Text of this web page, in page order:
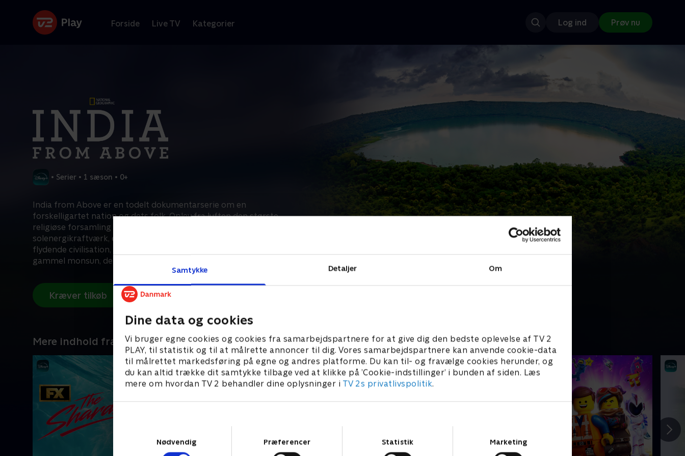
Samtykke Detaljer Om
Dine data og cookies
Vi bruger egne cookies og cookies fra samarbejdspartnere for at give dig den bedste oplevelse af TV 2
PLAY, til statistik og til at målrette annoncer til dig. Vores samarbejdspartnere kan anvende cookie-data
til målrettet markedsføring på egne og andres platforme. Du kan til- og fravælge cookies herunder, og
du kan altid trække dit samtykke tilbage ved at klikke på ’Cookie-indstillinger’ i bunden af siden. Læs
mere om hvordan TV 2 behandler dine oplysninger i TV 2s privatlivspolitik.
Nødvendig
Præferencer Statistik Marketing
Forside Live TV Kategorier Log ind Prøv nu
• Serier • 1 sæson • 0+
India from Above er en todelt dokumentarserie om en
forskelligartet nation og dets folk. Oplev fra luften den største,
religiøse forsamling i verden muliggjort af AI, en stort
solenergikraftværk, en af verdens højeste ultramaraton, en
flydende civilisation, en meteorkrater-sø og en 40 millioner
gammel monsun, der giver strøm til en nation.
Kræver tilkøb
Mere indhold fra Disney+